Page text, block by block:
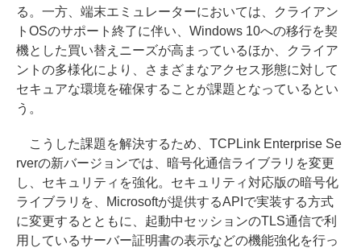
る。一方、端末エミュレーターにおいては、クライアン
トOSのサポート終了に伴い、Windows 10への移行を契
機とした買い替えニーズが高まっているほか、クライア
ントの多様化により、さまざまなアクセス形態に対して
セキュアな環境を確保することが課題となっているとい
う。
こうした課題を解決するため、TCPLink Enterprise Se
rverの新バージョンでは、暗号化通信ライブラリを変更
し、セキュリティを強化。セキュリティ対応版の暗号化
ライブラリを、Microsoftが提供するAPIで実装する方式
に変更するとともに、起動中セッションのTLS通信で利
用しているサーバー証明書の表示などの機能強化を行っ